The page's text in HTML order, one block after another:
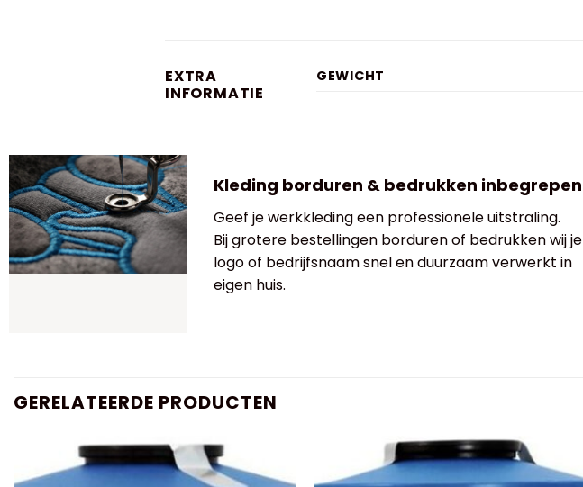
EXTRA
INFORMATIE
GEWICHT
Kleding borduren & bedrukken inbegrepen
Geef je werkkleding een professionele uitstraling.
Bij grotere bestellingen borduren of bedrukken wij je
logo of bedrijfsnaam snel en duurzaam verwerkt in
eigen huis.
GERELATEERDE PRODUCTEN